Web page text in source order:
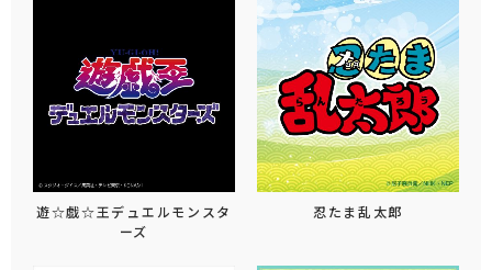
遊☆戯☆王デュエルモンスタ
ーズ
忍たま乱太郎